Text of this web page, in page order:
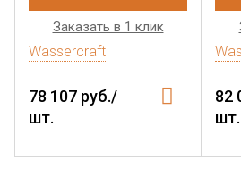
Заказать в 1 клик
Wassercraft
78 107 руб./
шт.
82
шт.